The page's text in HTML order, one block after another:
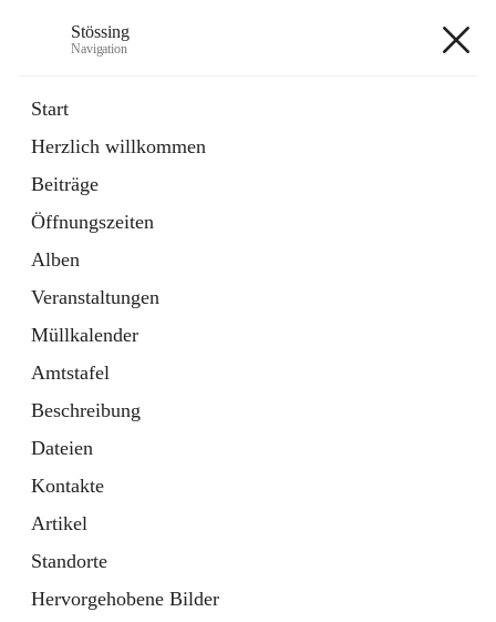
Stössing
Navigation
Start
Herzlich willkommen
Beiträge
Öffnungszeiten
Alben
Veranstaltungen
Müllkalender
Amtstafel
Beschreibung
Dateien
Kontakte
Artikel
Standorte
Hervorgehobene Bilder
Datei
in
Tab
Kindergarten
öffnet
in
neuem
Tab